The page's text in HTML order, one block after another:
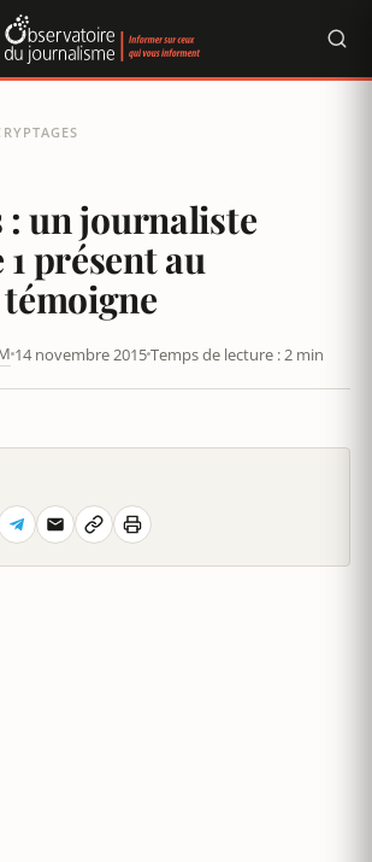
: un journaliste
1 présent au
14 novembre 2015Temps de lecture : 2 min
des cookies